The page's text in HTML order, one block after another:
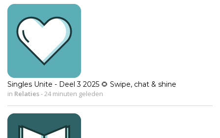
Singles Unite - Deel 3 2025 🌻 Swipe, chat & shine
in Relaties-24 minuten geleden